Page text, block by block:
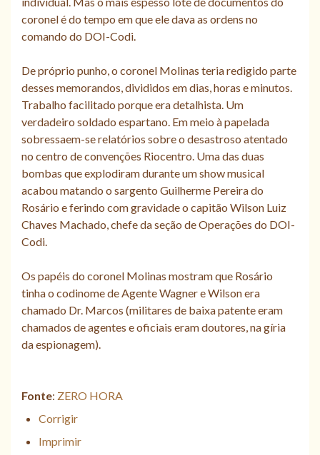
coronel é do tempo em que ele dava as ordens no
comando do DOI-Codi.
De próprio punho, o coronel Molinas teria redigido parte
desses memorandos, divididos em dias, horas e minutos.
Trabalho facilitado porque era detalhista. Um
verdadeiro soldado espartano. Em meio à papelada
sobressaem-se relatórios sobre o desastroso atentado
no centro de convenções Riocentro. Uma das duas
bombas que explodiram durante um show musical
acabou matando o sargento Guilherme Pereira do
Rosário e ferindo com gravidade o capitão Wilson Luiz
Chaves Machado, chefe da seção de Operações do DOI-
Codi.
Os papéis do coronel Molinas mostram que Rosário
tinha o codinome de Agente Wagner e Wilson era
chamado Dr. Marcos (militares de baixa patente eram
chamados de agentes e oficiais eram doutores, na gíria
da espionagem).
Fonte: ZERO HORA
Corrigir
Imprimir